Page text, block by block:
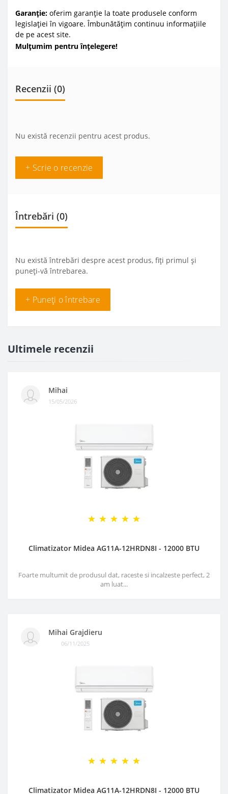
Garanție: oferim garanție la toate produsele conform
legislației în vigoare. Îmbunătățim continuu informațiile
de pe acest site.
Mulțumim pentru înțelegere!
Recenzii (0)
Nu există recenzii pentru acest produs.
+ Scrie o recenzie
Întrebări (0)
Nu există întrebări despre acest produs, fiți primul și
puneți-vă întrebarea.
+ Puneți o întrebare
Ultimele recenzii
Mihai
15/05/2026
Climatizator Midea AG11A-12HRDN8I - 12000 BTU
Foarte multumit de produsul dat, raceste si incalzeste perfect, 2
am luat...
Mihai Grajdieru
06/11/2025
Climatizator Midea AG11A-12HRDN8I - 12000 BTU